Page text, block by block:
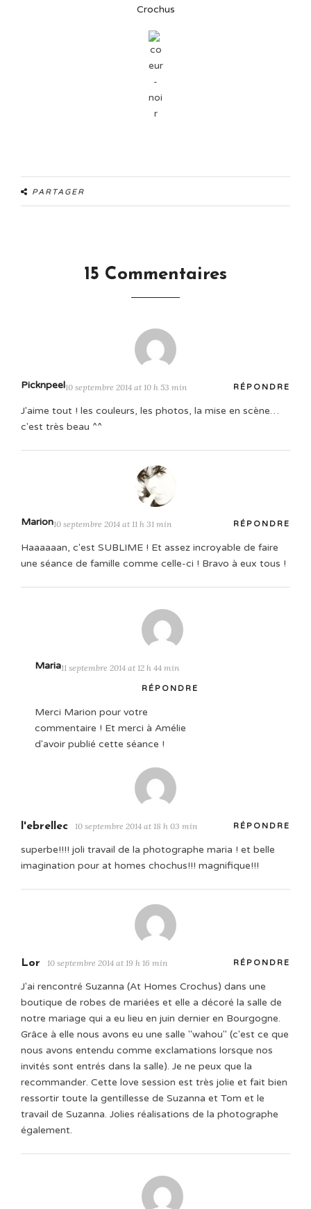
Crochus
PARTAGER
15 Commentaires
Picknpeel10 septembre 2014 at 10 h 53 min RÉPONDRE
J'aime tout ! les couleurs, les photos, la mise en scène…
c'est très beau ^^
Marion10 septembre 2014 at 11 h 31 min RÉPONDRE
Haaaaaan, c'est SUBLIME ! Et assez incroyable de faire
une séance de famille comme celle-ci ! Bravo à eux tous !
Maria11 septembre 2014 at 12 h 44 min
RÉPONDRE
Merci Marion pour votre
commentaire ! Et merci à Amélie
d'avoir publié cette séance !
l'ebrellec 10 septembre 2014 at 18 h 03 min RÉPONDRE
superbe!!!! joli travail de la photographe maria ! et belle
imagination pour at homes chochus!!! magnifique!!!
Lor 10 septembre 2014 at 19 h 16 min RÉPONDRE
J'ai rencontré Suzanna (At Homes Crochus) dans une
boutique de robes de mariées et elle a décoré la salle de
notre mariage qui a eu lieu en juin dernier en Bourgogne.
Grâce à elle nous avons eu une salle "wahou" (c'est ce que
nous avons entendu comme exclamations lorsque nos
invités sont entrés dans la salle). Je ne peux que la
recommander. Cette love session est très jolie et fait bien
ressortir toute la gentillesse de Suzanna et Tom et le
travail de Suzanna. Jolies réalisations de la photographe
également.